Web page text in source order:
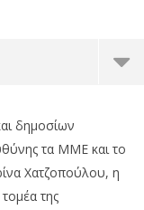
δημοσίων
τα ΜΜΕ και το
Χατζοπούλου, η
της